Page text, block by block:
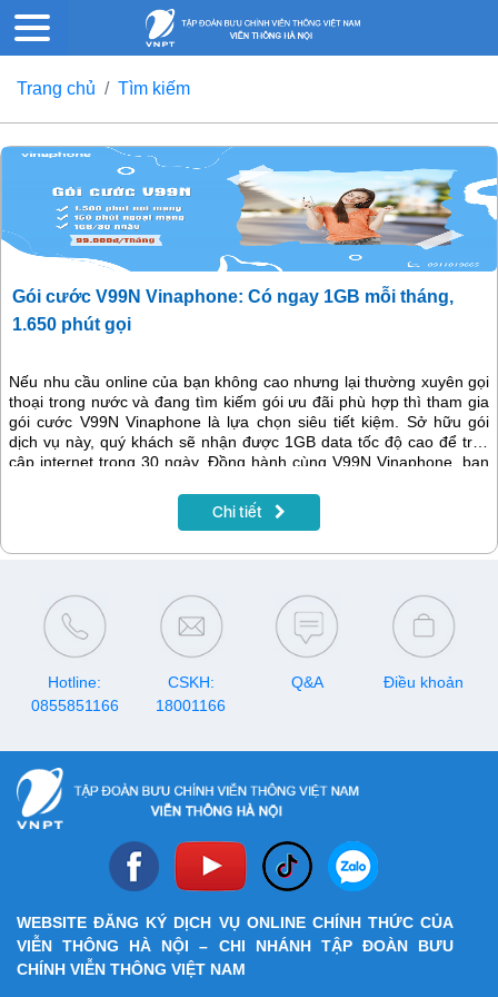
Trang chủ Tìm kiếm
Gói cước V99N Vinaphone: Có ngay 1GB mỗi tháng,
1.650 phút gọi
Nếu nhu cầu online của bạn không cao nhưng lại thường xuyên gọi
thoại trong nước và đang tìm kiếm gói ưu đãi phù hợp thì tham gia
gói cước V99N Vinaphone là lựa chọn siêu tiết kiệm. Sở hữu gói
dịch vụ này, quý khách sẽ nhận được 1GB data tốc độ cao để truy
cập internet trong 30 ngày. Đồng hành cùng V99N Vinaphone, bạn
lên đến 150 phút liên mạng và 1.500 phút nội mạng miễn phí. Cùng
theo dõi nội dung bài viết sau để biết thông tin triển khai và quy định
Chi tiết
Hotline:
0855851166
CSKH:
18001166
Q&A Điều khoản
WEBSITE ĐĂNG KÝ DỊCH VỤ ONLINE CHÍNH THỨC CỦA
VIỄN THÔNG HÀ NỘI – CHI NHÁNH TẬP ĐOÀN BƯU
CHÍNH VIỄN THÔNG VIỆT NAM